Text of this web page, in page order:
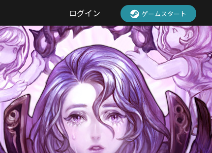
ログイン ゲームスタート